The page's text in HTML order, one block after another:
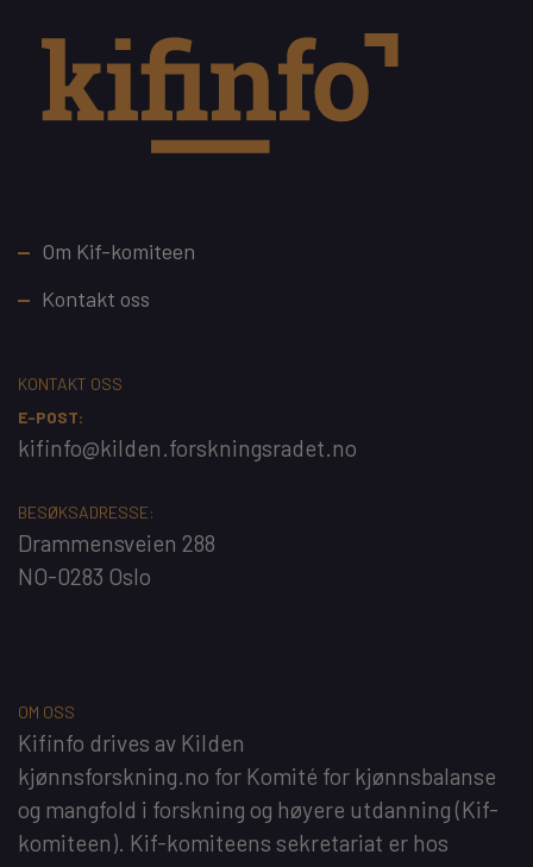
Footer
Om Kif-komiteen
Kontakt oss
KONTAKT OSS
E-POST:
kifinfo@kilden.forskningsradet.no
BESØKSADRESSE:
Drammensveien 288
NO-0283 Oslo
OM OSS
Kifinfo drives av Kilden
kjønnsforskning.no for Komité for kjønnsbalanse
og mangfold i forskning og høyere utdanning(Kif-
komiteen). Kif-komiteens sekretariat er hos